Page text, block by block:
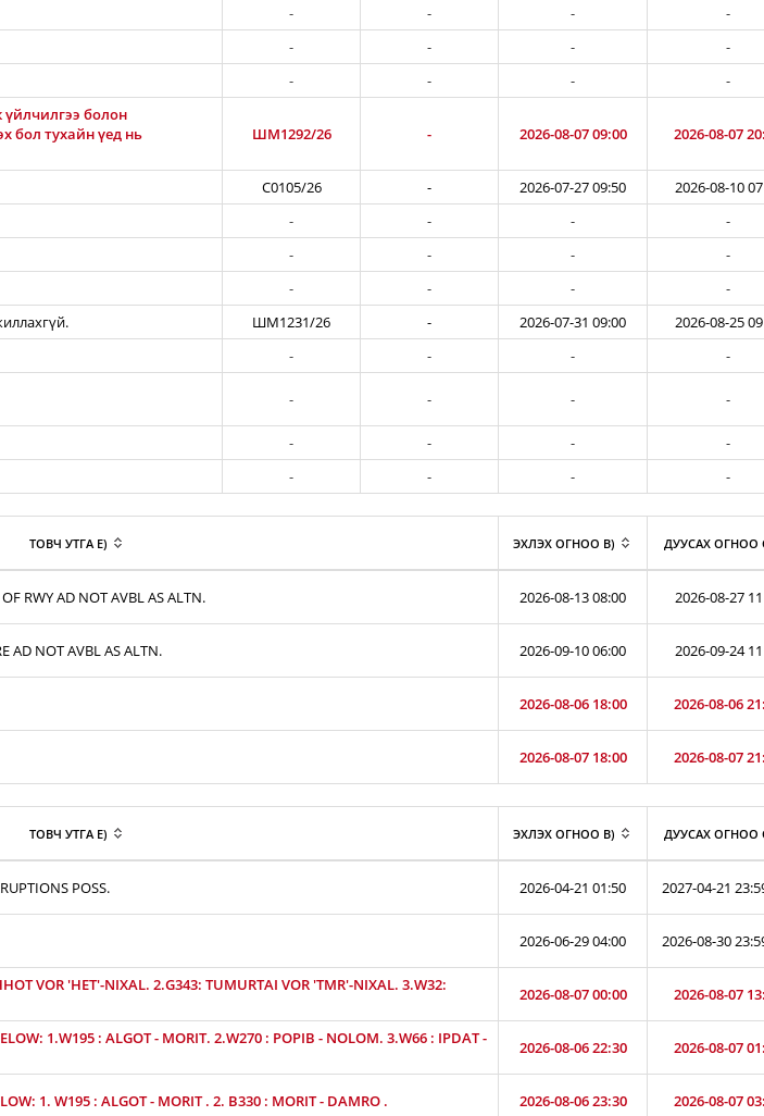
- - -
-
- - -
-
- - - -
үйлчилгээ болон
бол тухайн үед нь
ШМ1292/26 - 2026-08-07 09:00 2026-08-07
C0105/26 - 2026-07-27 09:50
2026-08-10
- - -
-
- - -
-
- - -
-
ШМ1231/26 - 2026-07-31 09:00
2026-08-25
- - - -
- - - -
- - -
-
- - -
-
ТОВЧ УТГА E) ЭХЛЭХ ОГНОО B) ДУУСАХ ОГНОО
RWY AD NOT AVBL AS ALTN. 2026-08-13 08:00 2026-08-27
AD NOT AVBL AS ALTN. 2026-09-10 06:00 2026-09-24
2026-08-06 18:00 2026-08-06
2026-08-07 18:00
2026-08-07
ТОВЧ УТГА E) ЭХЛЭХ ОГНОО B) ДУУСАХ ОГНОО
POSS. 2026-04-21 01:50 2027-04-21
2026-06-29 04:00 2026-08-30
VOR 'HET'-NIXAL. 2.G343: TUMURTAI VOR 'TMR'-NIXAL. 3.W32:
2026-08-07 00:00 2026-08-07
1.W195 : ALGOT - MORIT. 2.W270 : POPIB - NOLOM. 3.W66 : IPDAT -
2026-08-06 22:30 2026-08-07
1. W195 : ALGOT - MORIT . 2. B330 : MORIT - DAMRO . 2026-08-06 23:30 2026-08-07